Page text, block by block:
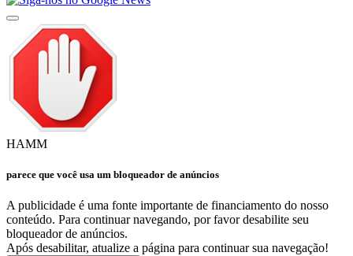
HAMM
parece que você usa um bloqueador de anúncios
A publicidade é uma fonte importante de financiamento do nosso
conteúdo. Para continuar navegando, por favor desabilite seu
bloqueador de anúncios.
Após desabilitar, atualize a página para continuar sua navegação!